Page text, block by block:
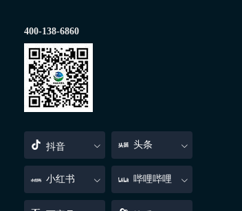
400-138-6860
抖音 头条
小红书 哔哩哔哩